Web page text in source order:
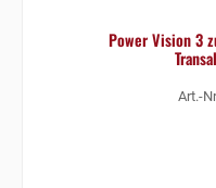
Power Vision 3
Art.-